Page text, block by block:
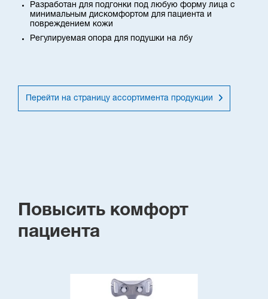
Разработан для подгонки под любую форму лица с
минимальным дискомфортом для пациента и
повреждением кожи
Регулируемая опора для подушки на лбу
Перейти на страницу ассортимента продукции
Повысить комфорт
пациента